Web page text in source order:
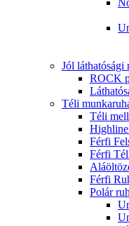
Jól láthatósági
ROCK
Téli
Téli
Férfi
Férfi
Férfi
Polár